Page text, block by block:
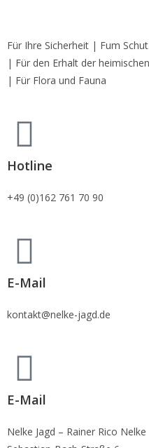
Für Ihre Sicherheit | Fum
| Für den Erhalt der
| Für Flora und Fauna
Hotline
+49 (0)162 761 70 90
E-Mail
kontakt@nelke-jagd.de
E-Mail
Nelke Jagd – Rainer Rico Nelke